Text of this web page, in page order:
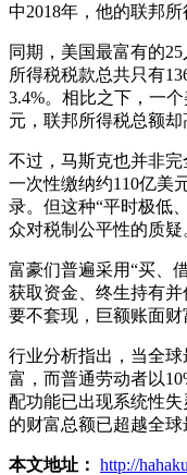
中2018年，他的联邦所
同期，美国最富有的
所得税税款总共只有
3.4%。相比之下，一
元，联邦所得税总额却
不过，马斯克也并非
一次性缴纳约110亿美
录。但这种“平时极低
众对税制公平性的质疑
富豪们普遍采用“买、
获取资金、终生持有
要不套现，巨额账面财
行业分析指出，当全
富，而普通劳动者以
配功能已出现系统性
的财富总额已超越全球
本文地址： http://